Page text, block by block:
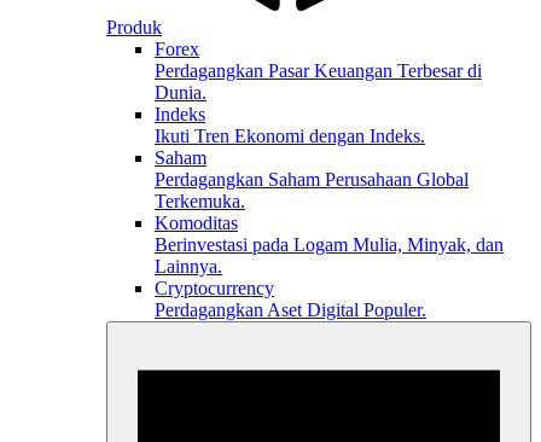
Produk
Forex
Perdagangkan Pasar Keuangan Terbesar di
Dunia.
Indeks
Ikuti Tren Ekonomi dengan Indeks.
Saham
Perdagangkan Saham Perusahaan Global
Terkemuka.
Komoditas
Berinvestasi pada Logam Mulia, Minyak, dan
Lainnya.
Cryptocurrency
Perdagangkan Aset Digital Populer.